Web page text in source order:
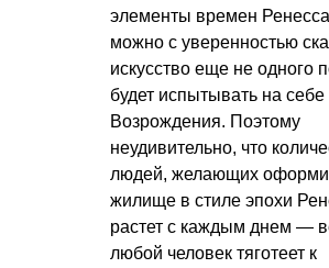
элементы времен
можно с уверенностью
искусство еще не одного
будет испытывать на
Возрождения. Поэтому
неудивительно, что
людей, желающих
жилище в стиле эпохи
растет с каждым днем —
любой человек тяготеет к